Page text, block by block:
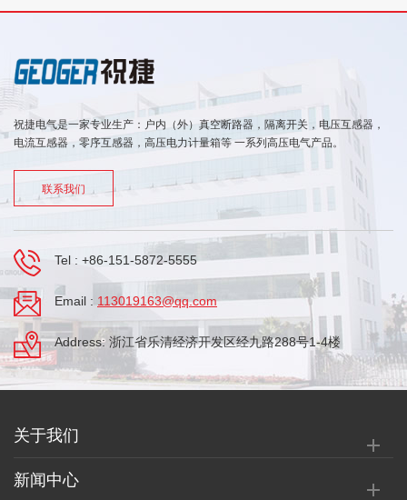
祝捷电气是一家专业生产：户内（外）真空断路器，隔离开关，电压互感器，
电流互感器，零序互感器，高压电力计量箱等 一系列高压电气产品。
联系我们
Tel : +86-151-5872-5555
Email : 113019163@qq.com
Address: 浙江省乐清经济开发区经九路288号1-4楼
关于我们
新闻中心